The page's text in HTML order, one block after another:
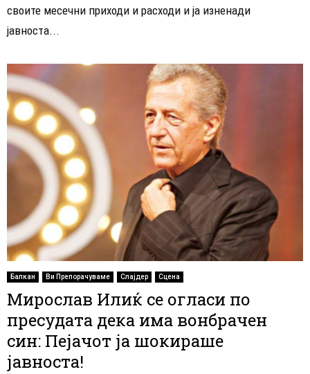
своите месечни приходи и расходи и ја изненади
јавноста...
Балкан Ви Препорачуваме Слајдер Сцена
Мирослав Илиќ се огласи по
пресудата дека има вонбрачен
син: Пејачот ја шокираше
јавноста!